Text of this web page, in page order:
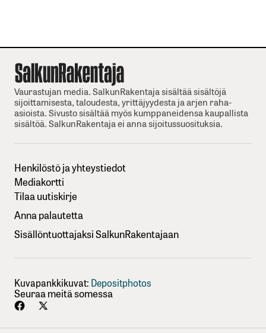
Vaurastujan media. SalkunRakentaja sisältää sisältöjä
sijoittamisesta, taloudesta, yrittäjyydesta ja arjen raha-
asioista. Sivusto sisältää myös kumppaneidensa kaupallista
sisältöä. SalkunRakentaja ei anna sijoitussuosituksia.
Henkilöstö ja yhteystiedot
Mediakortti
Tilaa uutiskirje
Anna palautetta
Sisällöntuottajaksi SalkunRakentajaan
Kuvapankkikuvat: Depositphotos
Seuraa meitä somessa